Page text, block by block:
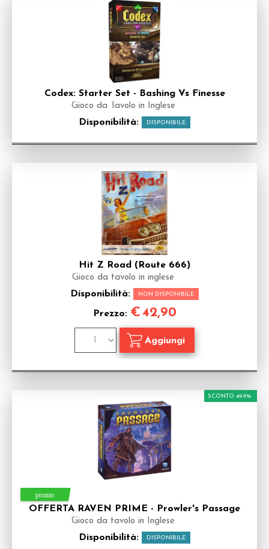
Codex: Starter Set - Bashing Vs Finesse
Gioco da Tavolo in Inglese
Disponibilità: DISPONIBILE
Hit Z Road (Route 666)
Gioco da tavolo in inglese
Disponibilità: NON DISPONIBILE
Prezzo: €42,90
OFFERTA RAVEN PRIME - Prowler's Passage
Gioco da tavolo in Inglese
Disponibilità: DISPONIBILE
SCONTO 49.9%